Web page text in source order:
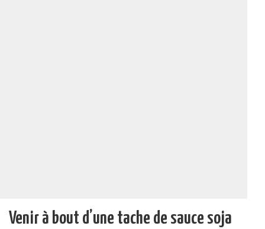
Venir à bout d’une tache de sauce soja